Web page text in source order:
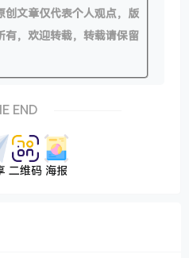
创文章仅代表个人观点，版
有，欢迎转载，转载请保留
END
二维码 海报